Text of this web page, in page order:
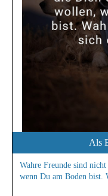
Als
Wahre Freunde sind
wenn Du am Boden bist.